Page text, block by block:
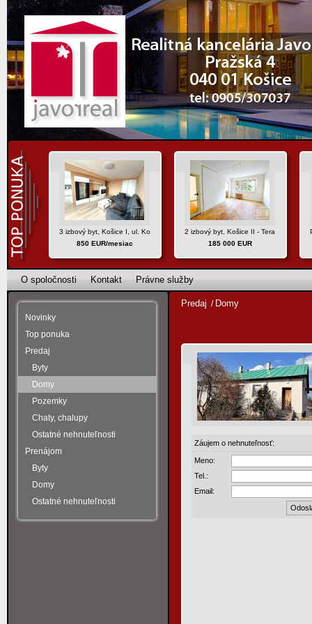
3 izbový byt, Košice I, ul. Komenského
850 EUR/mesiac
2 izbový byt, Košice II - Terasa, ul.
185 000 EUR
O spoločnosti Kontakt Právne služby
Novinky
Top ponuka
Predaj
Byty
Domy
Pozemky
Chaty, chalupy
Ostatné nehnuteľnosti
Prenájom
Byty
Domy
Ostatné nehnuteľnosti
Predaj / Domy
Záujem o nehnuteľnosť:
Meno:
Tel.:
Email: